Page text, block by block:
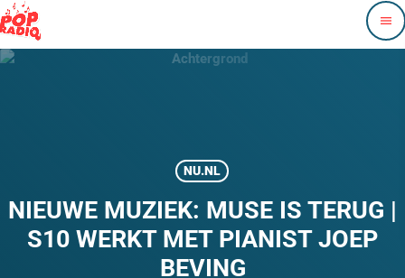
menu
NU.NL
NIEUWE MUZIEK: MUSE IS TERUG |
S10 WERKT MET PIANIST JOEP
BEVING